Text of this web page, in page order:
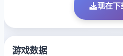
现在下
游戏数据